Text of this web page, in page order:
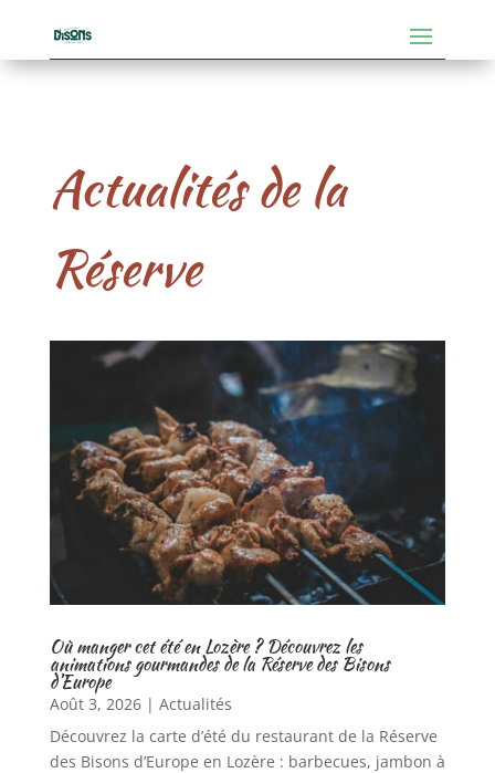
Actualités de la
Réserve
Où manger cet été en Lozère ? Découvrez les
animations gourmandes de la Réserve des Bisons
d’Europe
Août 3, 2026| Actualités
Découvrez la carte d’été du restaurant de la Réserve
des Bisons d’Europe en Lozère : barbecues, jambon à